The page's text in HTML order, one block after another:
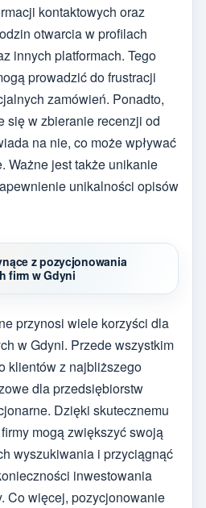
kontaktowych oraz
otwarcia w profilach
innych platformach. Tego
prowadzić do frustracji
zamówień. Ponadto,
się w zbieranie recenzji od
na nie, co może wpływać
Ważne jest także unikanie
unikalności opisów
z pozycjonowania
firm w Gdyni
przynosi wiele korzyści dla
w Gdyni. Przede wszystkim
klientów z najbliższego
dla przedsiębiorstw
Dzięki skutecznemu
mogą zwiększyć swoją
wyszukiwania i przyciągnąć
inwestowania
Co więcej, pozycjonowanie